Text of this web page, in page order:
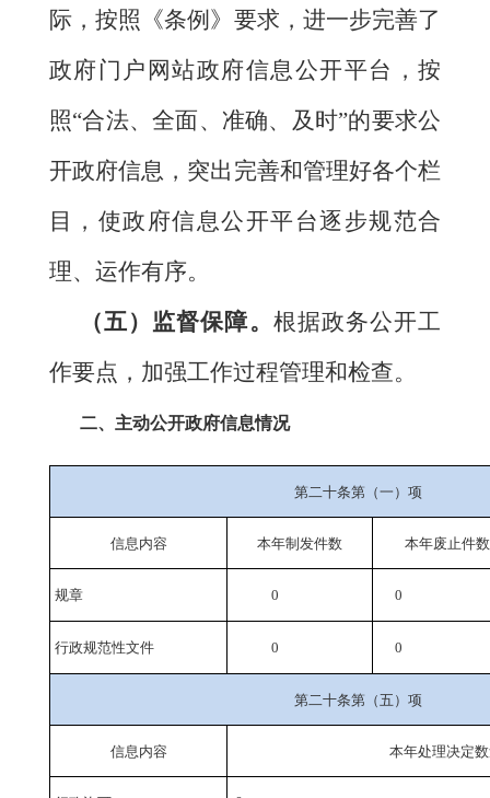
际，按照《条例》要求，进一步完善了
政府门户网站政府信息公开平台，按
照“合法、全面、准确、及时”的要求公
开政府信息，突出完善和管理好各个栏
目，使政府信息公开平台逐步规范合
理、运作有序。
（五）监督保障。 根据政务公开工
作要点，加强工作过程管理和检查。
二、主动公开政府信息情况
第二十条第（一）项
信息内容 本年制发件数 本年废止件数
规章 0 0
行政规范性文件 0 0
第二十条第（五）项
信息内容 本年处理决定